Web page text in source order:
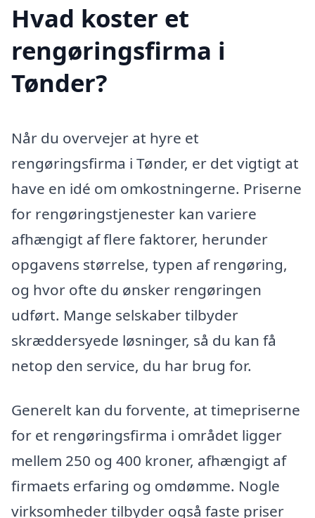
Hvad koster et
rengøringsfirma i
Tønder?
Når du overvejer at hyre et
rengøringsfirma i Tønder, er det vigtigt at
have en idé om omkostningerne. Priserne
for rengøringstjenester kan variere
afhængigt af flere faktorer, herunder
opgavens størrelse, typen af rengøring,
og hvor ofte du ønsker rengøringen
udført. Mange selskaber tilbyder
skræddersyede løsninger, så du kan få
netop den service, du har brug for.
Generelt kan du forvente, at timepriserne
for et rengøringsfirma i området ligger
mellem 250 og 400 kroner, afhængigt af
firmaets erfaring og omdømme. Nogle
virksomheder tilbyder også faste priser